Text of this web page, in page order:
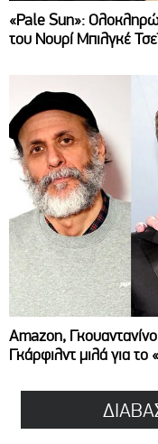
«Pale Sun»:
του Νουρί Μπιλγκέ
Amazon,
Γκάρφιλντ μιλά για